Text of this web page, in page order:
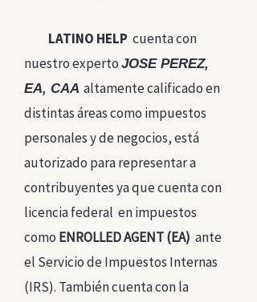
LATINO HELP cuenta con
nuestro experto JOSE PEREZ,
EA, CAA altamente calificado en
distintas áreas como impuestos
personales y de negocios, está
autorizado para representar a
contribuyentes ya que cuenta con
licencia federal en impuestos
como ENROLLED AGENT (EA) ante
el Servicio de Impuestos Internas
(IRS). También cuenta con la